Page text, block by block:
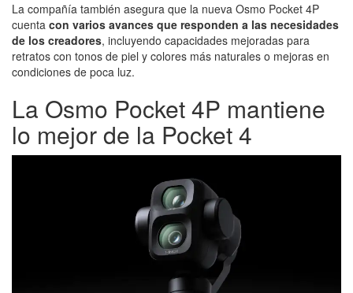
La compañía también asegura que la nueva Osmo Pocket 4P
cuenta con varios avances que responden a las necesidades
de los creadores, incluyendo capacidades mejoradas para
retratos con tonos de piel y colores más naturales o mejoras en
condiciones de poca luz.
La Osmo Pocket 4P mantiene
lo mejor de la Pocket 4